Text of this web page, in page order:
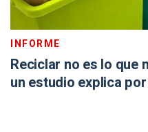
INFORME
Reciclar no es lo que
un estudio explica